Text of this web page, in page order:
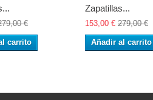
€
carrito
Zapatillas...
153,00 € 279,00 €
Añadir al carrito